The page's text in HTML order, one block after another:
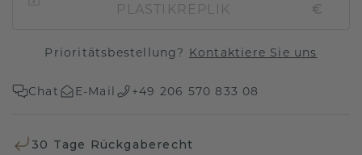
PLASTIKREPLIK
€
Prioritätsbestellung? Kontaktiere Sie uns
Chat E-Mail +49 206 570 833 08
30 Tage Rückgaberecht